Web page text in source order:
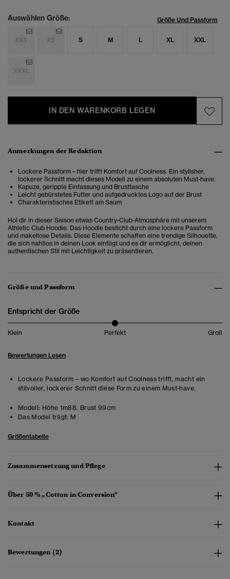
Auswählen Größe: Größe Und Passform
XXS XS S M L XL XXL
XXXL
IN DEN WARENKORB LEGEN
Anmerkungen der Redaktion
Lockere Passform – hier trifft Komfort auf Coolness. Ein stylisher,
lockerer Schnitt macht dieses Modell zu einem absoluten Must-have.
Kapuze, gerippte Einfassung und Brusttasche
Leicht gebürstetes Futter und aufgedrucktes Logo auf der Brust
Charakteristisches Etikett am Saum
Hol dir in dieser Saison etwas Country-Club-Atmosphäre mit unserem
Athletic Club Hoodie. Das Hoodie besticht durch eine lockere Passform
und makellose Details. Diese Elemente schaffen eine trendige Silhouette,
die sich nahtlos in deinen Look einfügt und es dir ermöglicht, deinen
authentischen Stil mit Leichtigkeit zu präsentieren.
Größe und Passform
Entspricht der Größe
Klein Perfekt Groß
Bewertungen Lesen
Lockere Passform – wo Komfort auf Coolness trifft, macht ein
stilvoller, lockerer Schnitt diese Form zu einem Must-have.
Modell: Höhe 1m88. Brust 99cm
Das Model trägt: M
Größentabelle
Zusammensetzung und Pflege
Über 50 % „Cotton in Conversion“
Kontakt
Bewertungen (2)